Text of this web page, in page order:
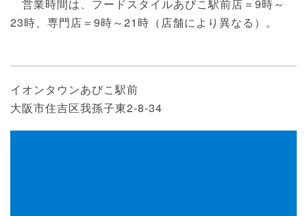
営業時間は、フードスタイルあびこ駅前店＝9時～
23時、専門店＝9時～21時（店舗により異なる）。
イオンタウンあびこ駅前
大阪市住吉区我孫子東2-8-34